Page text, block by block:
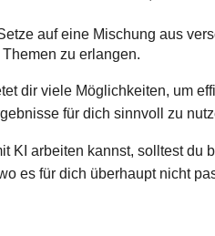
auf eine Mischung aus
zu erlangen.
dir viele Möglichkeiten, um
für dich sinnvoll zu
KI arbeiten kannst, solltest
es für dich überhaupt nicht